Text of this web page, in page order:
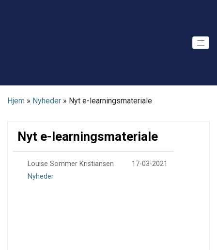
Hjem » Nyheder » Nyt e-learningsmateriale
Nyt e-learningsmateriale
Louise Sommer Kristiansen
17-03-2021
Nyheder